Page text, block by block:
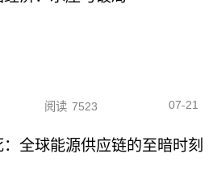
阅读 7523 07-21
全球能源供应链的至暗时刻